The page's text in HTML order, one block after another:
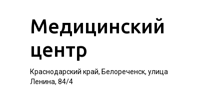
Медицинский
центр
Краснодарский край, Белореченск, улица
Ленина, 84/4